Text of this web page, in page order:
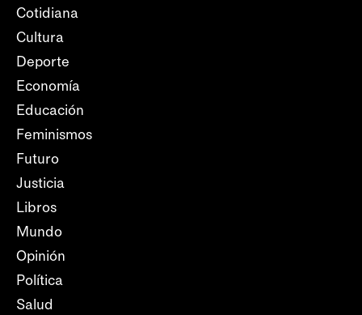
Cotidiana
Cultura
Deporte
Economía
Educación
Feminismos
Futuro
Justicia
Libros
Mundo
Opinión
Política
Salud